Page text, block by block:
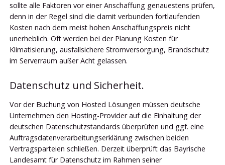
sollte alle Faktoren vor einer Anschaffung genauestens prüfen,
denn in der Regel sind die damit verbunden fortlaufenden
Kosten nach dem meist hohen Anschaffungspreis nicht
unerheblich. Oft werden bei der Planung Kosten für
Klimatisierung, ausfallsichere Stromversorgung, Brandschutz
im Serverraum außer Acht gelassen.
Datenschutz und Sicherheit.
Vor der Buchung von Hosted Lösungen müssen deutsche
Unternehmen den Hosting-Provider auf die Einhaltung der
deutschen Datenschutzstandards überprüfen und ggf. eine
Auftragsdatenverarbeitungserklärung zwischen beiden
Vertragsparteien schließen. Derzeit überprüft das Bayrische
Landesamt für Datenschutz im Rahmen seiner